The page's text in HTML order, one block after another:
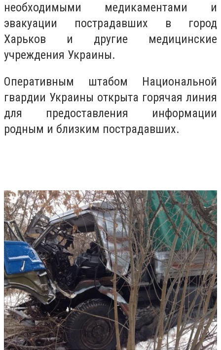
необходимыми медикаментами и
эвакуации пострадавших в город
Харьков и другие медицинские
учреждения Украины.
Оперативным штабом Национальной
гвардии Украины открыта горячая линия
для предоставления информации
родным и близким пострадавших.